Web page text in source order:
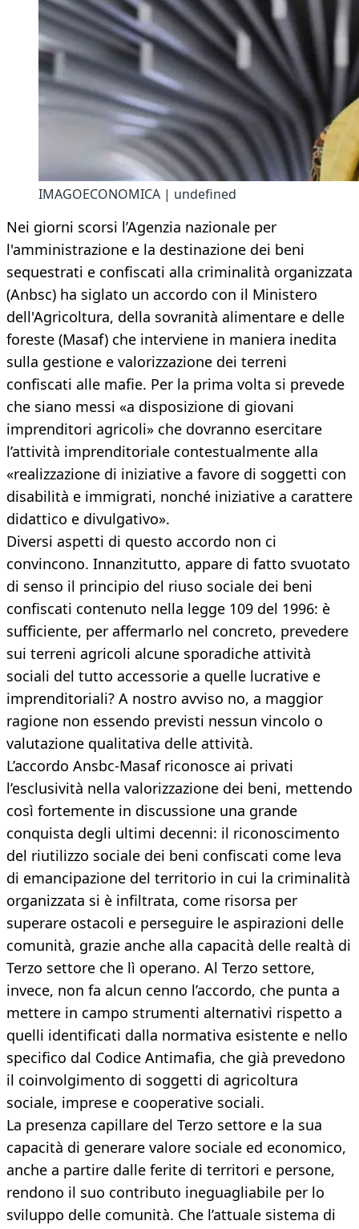
IMAGOECONOMICA | undefined
Nei giorni scorsi l’Agenzia nazionale per
l'amministrazione e la destinazione dei beni
sequestrati e confiscati alla criminalità organizzata
(Anbsc) ha siglato un accordo con il Ministero
dell'Agricoltura, della sovranità alimentare e delle
foreste (Masaf) che interviene in maniera inedita
sulla gestione e valorizzazione dei terreni
confiscati alle mafie. Per la prima volta si prevede
che siano messi «a disposizione di giovani
imprenditori agricoli» che dovranno esercitare
l’attività imprenditoriale contestualmente alla
«realizzazione di iniziative a favore di soggetti con
disabilità e immigrati, nonché iniziative a carattere
didattico e divulgativo».
Diversi aspetti di questo accordo non ci
convincono. Innanzitutto, appare di fatto svuotato
di senso il principio del riuso sociale dei beni
confiscati contenuto nella legge 109 del 1996: è
sufficiente, per affermarlo nel concreto, prevedere
sui terreni agricoli alcune sporadiche attività
sociali del tutto accessorie a quelle lucrative e
imprenditoriali? A nostro avviso no, a maggior
ragione non essendo previsti nessun vincolo o
valutazione qualitativa delle attività.
L’accordo Ansbc-Masaf riconosce ai privati
l’esclusività nella valorizzazione dei beni, mettendo
così fortemente in discussione una grande
conquista degli ultimi decenni: il riconoscimento
del riutilizzo sociale dei beni confiscati come leva
di emancipazione del territorio in cui la criminalità
organizzata si è infiltrata, come risorsa per
superare ostacoli e perseguire le aspirazioni delle
comunità, grazie anche alla capacità delle realtà di
Terzo settore che lì operano. Al Terzo settore,
invece, non fa alcun cenno l’accordo, che punta a
mettere in campo strumenti alternativi rispetto a
quelli identificati dalla normativa esistente e nello
specifico dal Codice Antimafia, che già prevedono
il coinvolgimento di soggetti di agricoltura
sociale, imprese e cooperative sociali.
La presenza capillare del Terzo settore e la sua
capacità di generare valore sociale ed economico,
anche a partire dalle ferite di territori e persone,
rendono il suo contributo ineguagliabile per lo
sviluppo delle comunità. Che l’attuale sistema di